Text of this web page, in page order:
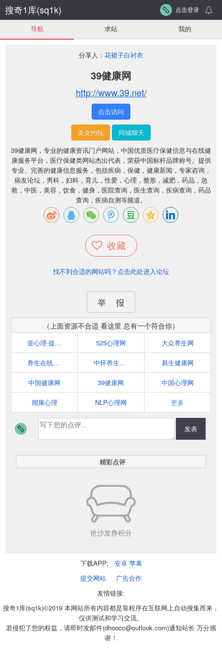
搜奇1库(sq1k) 点击登录
导航 求站 我的
分享人： 花裙子白衬衣
39健康网
http://www.39.net/
点击访问
美女约玩
同城聊天
39健康网，专业的健康资讯门户网站，中国优质医疗保健信息与在线健
康服务平台，医疗保健类网站杰出代表，荣获中国标杆品牌称号。提供
专业、完善的健康信息服务，包括疾病，保健，健康新闻，专家咨询，
病友论坛，男科，妇科，育儿，性爱，心理，整形，减肥，药品，急
救，中医，美容，饮食，健身，医院查询，医生查询，疾病查询，药品
查询，疾病自测等频道。
收藏
找不到合适的网站吗？点击此处进入论坛
举 报
（上面资源不合适 看这里 总有一个符合你）
壹心理-提供专业的心理咨询、测试与课程 525心理网 大众养生网
养生在线（www.yswol.com） 中怀养生网（www.ys517.com） 易生健康网
中国健康网 39健康网 中国心理网
闻康心理 NLP心理网 更多
发表
精彩点评
抢沙发挣积分
下载APP: 安卓 苹果
提交网站
广告合作
友情链接:
搜奇1库(sq1k)©2019 本网站所有内容都是靠程序在互联网上自动搜集而来，
仅供测试和学习交流。
若侵犯了您的权益，请即时发邮件(dhoocc@outlook.com)通知站长 万分感
谢！